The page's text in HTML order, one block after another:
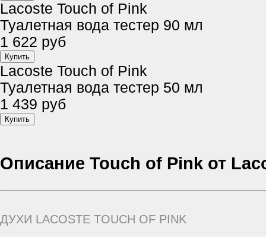
Lacoste Touch of Pink
Туалетная вода тестер 90 мл
1 622 руб
Lacoste Touch of Pink
Туалетная вода тестер 50 мл
1 439 руб
Описание Touch of Pink от
ДУХИ LACOSTE TOUCH OF PINK